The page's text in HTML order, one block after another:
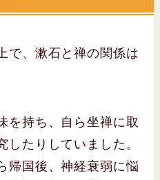
で、漱石と禅の関係は
を持ち、自ら坐禅に取
したりしていました。
帰国後、神経衰弱に悩